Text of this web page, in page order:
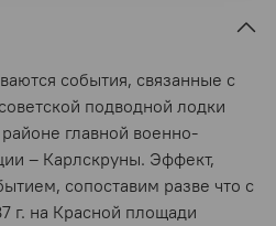
события, связанные с
подводной лодки
главной военно-
– Карлскруны. Эффект,
сопоставим разве что с
г. на Красной площади